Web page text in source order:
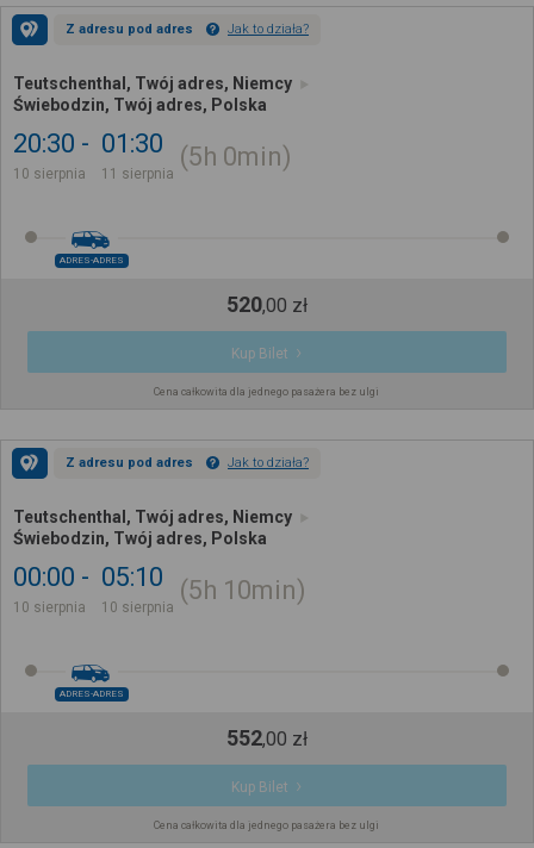
Z adresu pod adres Jak to działa?
Teutschenthal, Twój adres, Niemcy
Świebodzin, Twój adres, Polska
20:30
10 sierpnia
01:30
11 sierpnia
5h 0min
ADRES-ADRES
520,00 zł
Kup Bilet
Cena całkowita dla jednego pasażera bez ulgi
Z adresu pod adres Jak to działa?
Teutschenthal, Twój adres, Niemcy
Świebodzin, Twój adres, Polska
00:00
10 sierpnia
05:10
10 sierpnia
5h 10min
ADRES-ADRES
552,00 zł
Kup Bilet
Cena całkowita dla jednego pasażera bez ulgi